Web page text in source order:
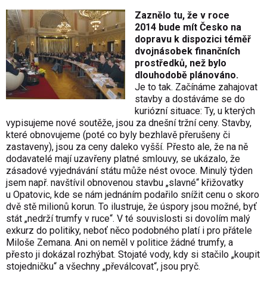
Zaznělo tu, že v roce
2014 bude mít Česko na
dopravu k dispozici téměř
dvojnásobek finančních
prostředků, než bylo
dlouhodobě plánováno.
Je to tak. Začínáme zahajovat
stavby a dostáváme se do
kuriózní situace: Ty, u kterých
vypisujeme nové soutěže, jsou za dnešní tržní ceny. Stavby,
které obnovujeme (poté co byly bezhlavě přerušeny či
zastaveny), jsou za ceny daleko vyšší. Přesto ale, že na ně
dodavatelé mají uzavřeny platné smlouvy, se ukázalo, že
zásadové vyjednávání státu může nést ovoce. Minulý týden
jsem např. navštívil obnovenou stavbu „slavné“ křižovatky
u Opatovic, kde se nám jednáním podařilo snížit cenu o skoro
dvě stě milionů korun. To ilustruje, že úspory jsou možné, byť
stát „nedrží trumfy v ruce“. V té souvislosti si dovolím malý
exkurz do politiky, neboť něco podobného platí i pro přátele
Miloše Zemana. Ani on neměl v politice žádné trumfy, a
přesto ji dokázal rozhýbat. Stojaté vody, kdy si stačilo „koupit
stojedničku“ a všechny „převálcovat“, jsou pryč.